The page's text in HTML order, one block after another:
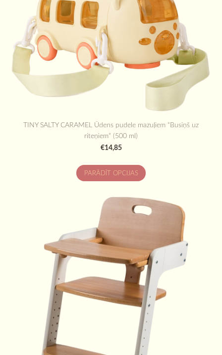
TINY SALTY CARAMEL Ūdens pudele mazuļiem “Busiņš uz
riteņiem” (500 ml)
€14,85
PARĀDĪT OPCIJAS